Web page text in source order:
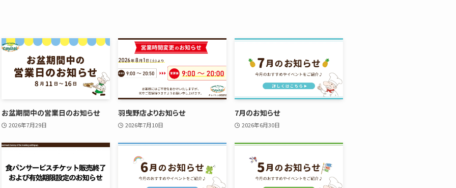
お盆期間中の営業日のお知らせ
2026年7月29日
羽曳野店よりお知らせ
2026年7月10日
7月のお知らせ
2026年6月30日